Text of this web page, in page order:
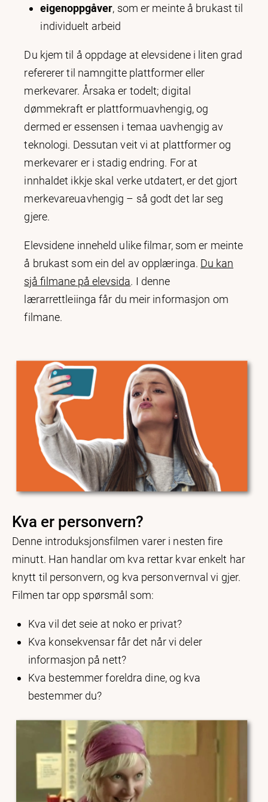
eigenoppgåver, som er meinte å brukast til
individuelt arbeid
Du kjem til å oppdage at elevsidene i liten grad
refererer til namngitte plattformer eller
merkevarer. Årsaka er todelt; digital
dømmekraft er plattformuavhengig, og
dermed er essensen i temaa uavhengig av
teknologi. Dessutan veit vi at plattformer og
merkevarer er i stadig endring. For at
innhaldet ikkje skal verke utdatert, er det gjort
merkevareuavhengig – så godt det lar seg
gjere.
Elevsidene inneheld ulike filmar, som er meinte
å brukast som ein del av opplæringa. Du kan
sjå filmane på elevsida. I denne
lærarrettleiinga får du meir informasjon om
filmane.
Kva er personvern?
Denne introduksjonsfilmen varer i nesten fire
minutt. Han handlar om kva rettar kvar enkelt har
knytt til personvern, og kva personvernval vi gjer.
Filmen tar opp spørsmål som:
Kva vil det seie at noko er privat?
Kva konsekvensar får det når vi deler
informasjon på nett?
Kva bestemmer foreldra dine, og kva
bestemmer du?